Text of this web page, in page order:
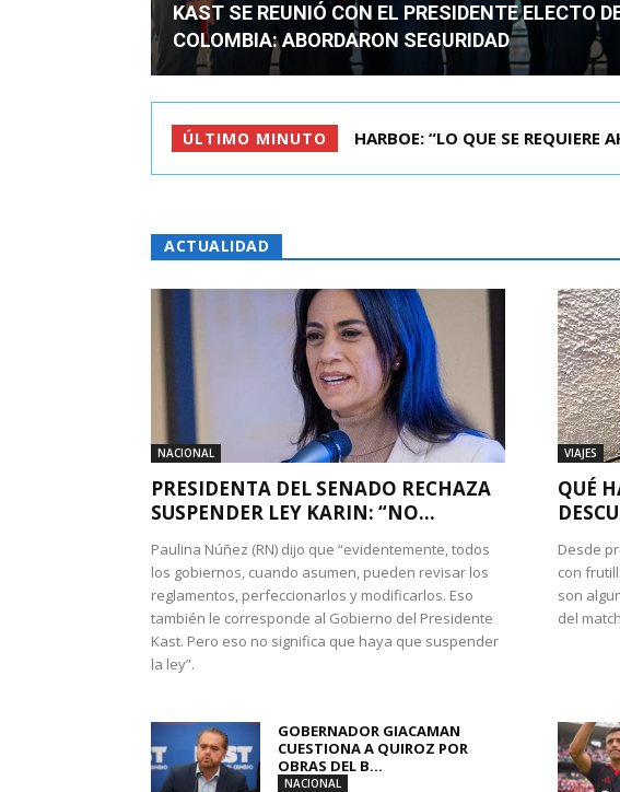
KAST SE REUNIÓ CON EL PRESIDENTE ELECTO
COLOMBIA: ABORDARON SEGURIDAD
ÚLTIMO MINUTO BIMINISTRO MAS POR IPC: “LA
ACTUALIDAD
NACIONAL
PRESIDENTA DEL SENADO RECHAZA
SUSPENDER LEY KARIN: “NO...
Paulina Núñez (RN) dijo que “evidentemente, todos
los gobiernos, cuando asumen, pueden revisar los
reglamentos, perfeccionarlos y modificarlos. Eso
también le corresponde al Gobierno del Presidente
Kast. Pero eso no significa que haya que suspender
la ley”.
VIAJES
QUÉ
Desde
con
son
del
GOBERNADOR GIACAMAN
CUESTIONA A QUIROZ POR
OBRAS DEL B...
NACIONAL